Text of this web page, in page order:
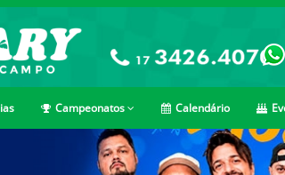
Campeonatos Calendário